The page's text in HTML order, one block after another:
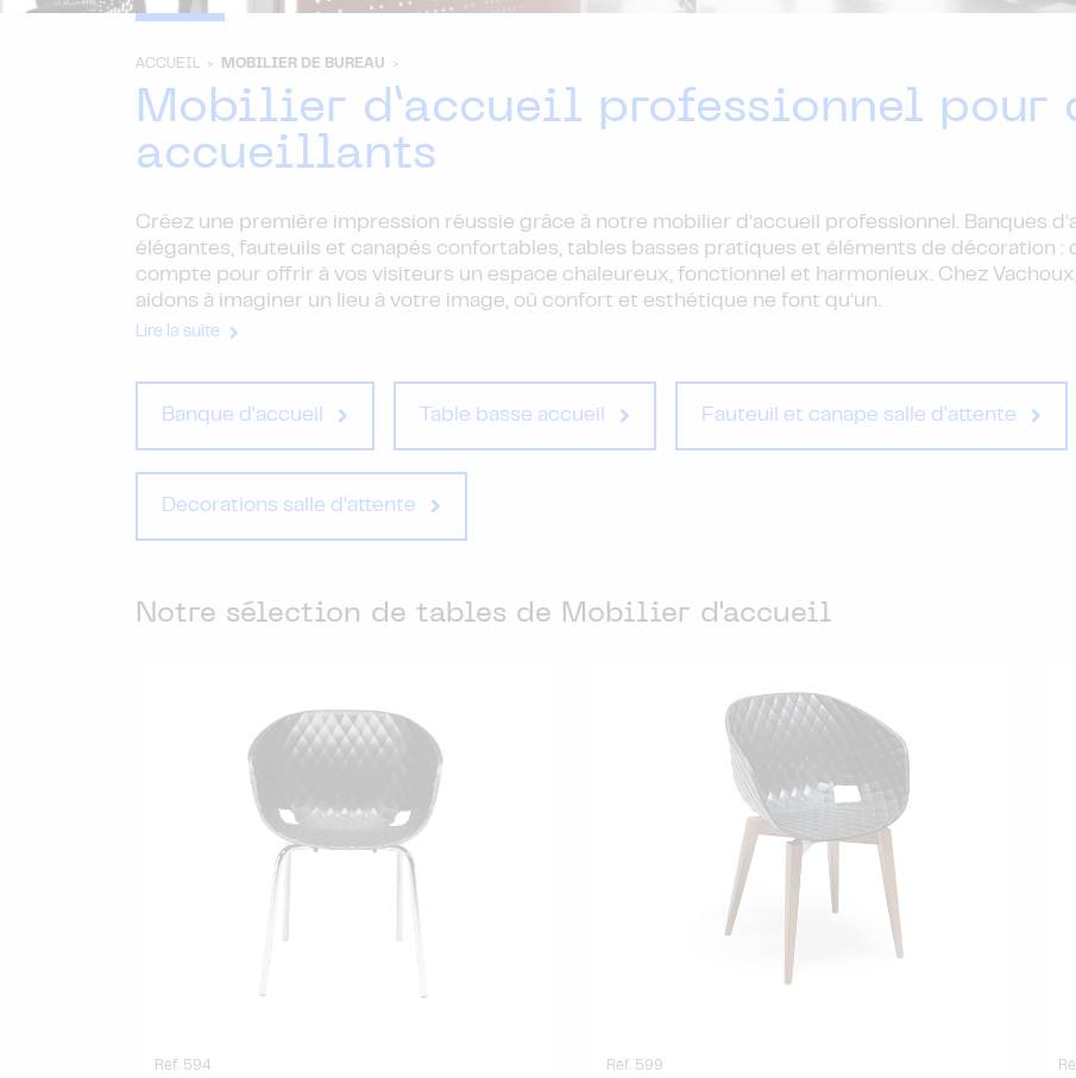
ACCUEIL > MOBILIER DE BUREAU >
Mobilier d’accueil professionnel pour
accueillants
Créez une première impression réussie grâce à notre mobilier d’accueil professionnel. Banques
élégantes, fauteuils et canapés confortables, tables basses pratiques et éléments de décoration :
compte pour offrir à vos visiteurs un espace chaleureux, fonctionnel et harmonieux. Chez
aidons à imaginer un lieu à votre image, où confort et esthétique ne font qu’un.
Lire la suite
Banque d'accueil Table basse accueil Fauteuil et canape salle d'attente
Decorations salle d'attente
Notre sélection de tables de Mobilier d'accueil
Réf. 594 Réf. 599